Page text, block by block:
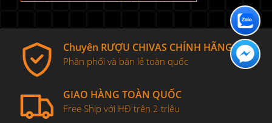
Chuyên RƯỢU CHIVAS CHÍNH HÃNG
Phân phối và bán lẻ toàn quốc
GIAO HÀNG TOÀN QUỐC
Free Ship với HĐ trên 2 triệu